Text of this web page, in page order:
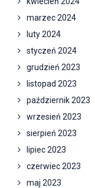
marzec 2024
luty 2024
styczeń 2024
grudzień 2023
listopad 2023
październik 2023
wrzesień 2023
sierpień 2023
lipiec 2023
czerwiec 2023
maj 2023